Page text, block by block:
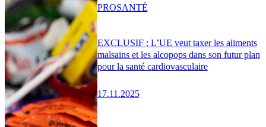
EXCLUSIF : L’UE veut taxer les aliments
malsains et les alcopops dans son futur plan
pour la santé cardiovasculaire
17.11.2025
PROSANTÉ